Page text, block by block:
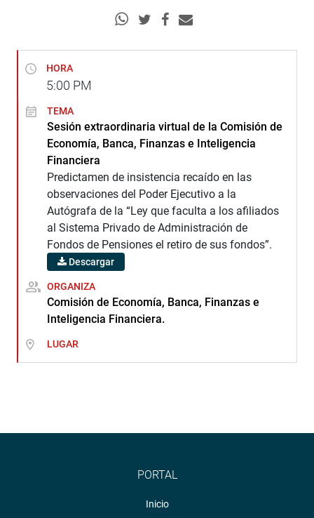
HORA
5:00 PM
TEMA
Sesión extraordinaria virtual de la Comisión de
Economía, Banca, Finanzas e Inteligencia
Financiera
Predictamen de insistencia recaído en las
observaciones del Poder Ejecutivo a la
Autógrafa de la “Ley que faculta a los afiliados
al Sistema Privado de Administración de
Fondos de Pensiones el retiro de sus fondos”.
Descargar
ORGANIZA
Comisión de Economía, Banca, Finanzas e
Inteligencia Financiera.
LUGAR
PORTAL
Inicio